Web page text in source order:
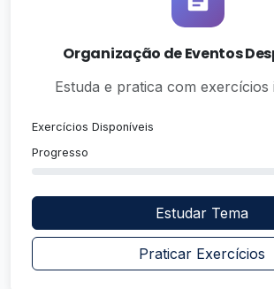
Organização de Eventos
Estuda e pratica com exercícios
Exercícios Disponíveis
Progresso
Estudar Tema
Praticar Exercícios